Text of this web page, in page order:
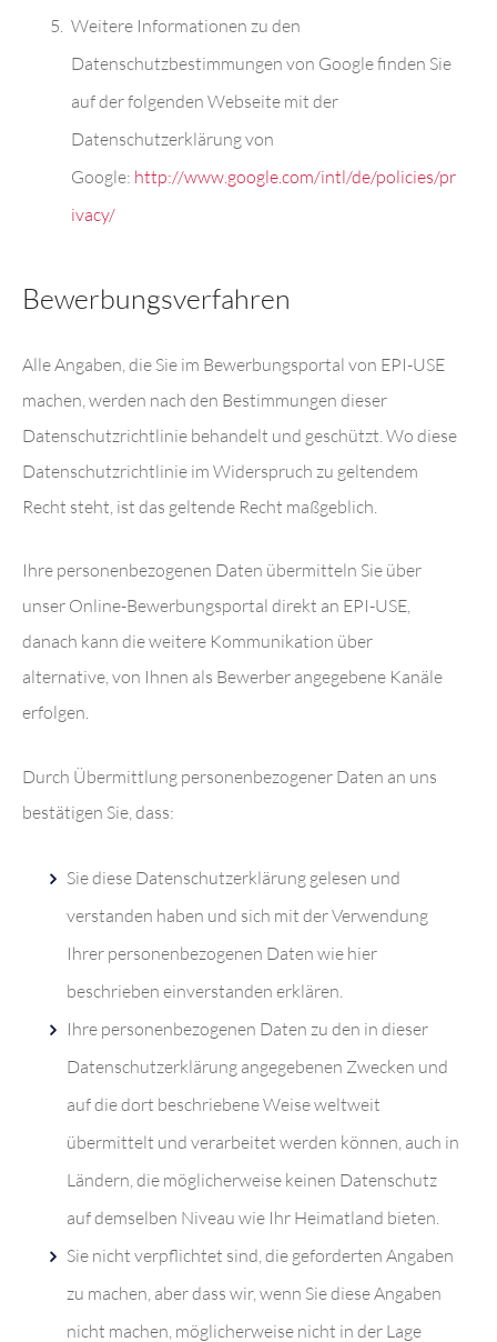
Weitere Informationen zu den
Datenschutzbestimmungen von Google finden Sie
auf der folgenden Webseite mit der
Datenschutzerklärung von
Google: http://www.google.com/intl/de/policies/pr
ivacy/
Bewerbungsverfahren
Alle Angaben, die Sie im Bewerbungsportal von EPI-USE
machen, werden nach den Bestimmungen dieser
Datenschutzrichtlinie behandelt und geschützt. Wo diese
Datenschutzrichtlinie im Widerspruch zu geltendem
Recht steht, ist das geltende Recht maßgeblich.
Ihre personenbezogenen Daten übermitteln Sie über
unser Online-Bewerbungsportal direkt an EPI-USE,
danach kann die weitere Kommunikation über
alternative, von Ihnen als Bewerber angegebene Kanäle
erfolgen.
Durch Übermittlung personenbezogener Daten an uns
bestätigen Sie, dass:
Sie diese Datenschutzerklärung gelesen und
verstanden haben und sich mit der Verwendung
Ihrer personenbezogenen Daten wie hier
beschrieben einverstanden erklären.
Ihre personenbezogenen Daten zu den in dieser
Datenschutzerklärung angegebenen Zwecken und
auf die dort beschriebene Weise weltweit
übermittelt und verarbeitet werden können, auch in
Ländern, die möglicherweise keinen Datenschutz
auf demselben Niveau wie Ihr Heimatland bieten.
Sie nicht verpflichtet sind, die geforderten Angaben
zu machen, aber dass wir, wenn Sie diese Angaben
nicht machen, möglicherweise nicht in der Lage